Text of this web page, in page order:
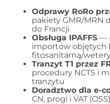
Odprawy RoRo
pakiety GMR/MRN
do Francji
Obsługa IPAFFS —
importów objętych
fitosanitarną/
Tranzyt T1 przez
procedury NCTS i
tranzytu
Doradztwo dla e-
CN, progi i VAT (OSS)